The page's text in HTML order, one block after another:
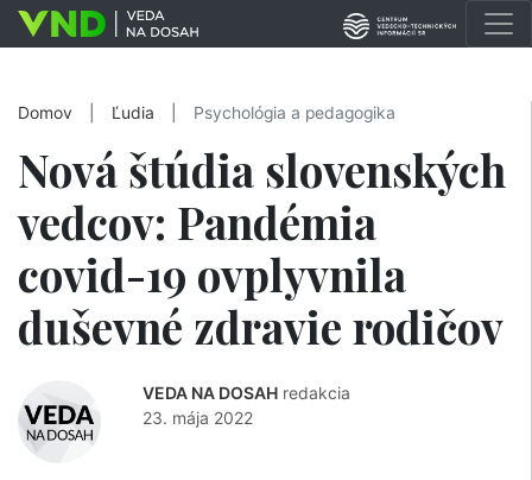
Domov Ľudia Psychológia a pedagogika
Nová štúdia slovenských
vedcov: Pandémia
covid-19 ovplyvnila
duševné zdravie rodičov
VEDA NA DOSAH redakcia
23. mája 2022